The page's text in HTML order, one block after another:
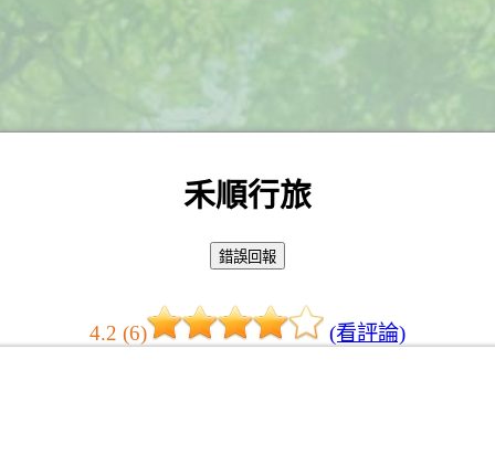
禾順行旅
4.2 (6) (看評論)